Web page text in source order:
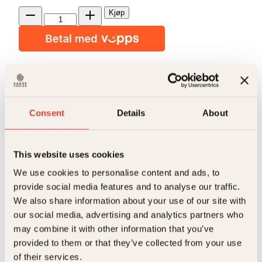
Consent Details About
This website uses cookies
We use cookies to personalise content and ads, to
provide social media features and to analyse our traffic.
We also share information about your use of our site with
our social media, advertising and analytics partners who
may combine it with other information that you’ve
provided to them or that they’ve collected from your use
of their services.
Reduser
mengden
mørket
antall
Øk
mengden
Kjøp
På lager
Beskrivelse
Beskrivelse
Frykt ikke mørket er en mørk, litterær krimroman om
kjærlighet og skyld. Romanen er hyllet for sin
psykologiske dybde og intense spenning.
Året er 1983. I den fredelige bygda Silvernäs har en
kvinne hengt seg i en låve, og en avhogd
menneskehånd blir funnet på en gjerdestolpe.
Politimannen Erland Hjorts etterforskning avdekker
urovekkende hemmeligheter.
Kroppsdeler driver frem i flomvannet. Langhårede
ungdommer trekkes mot mørke ritualer. Og
kriminalinspektørene fra Stockholm vet mer enn de
Ekstra detaljer
Forlag Kagge Forlag AS,
Språk nob
ISBN 9788248944195
Du vil også kanskje like
disse